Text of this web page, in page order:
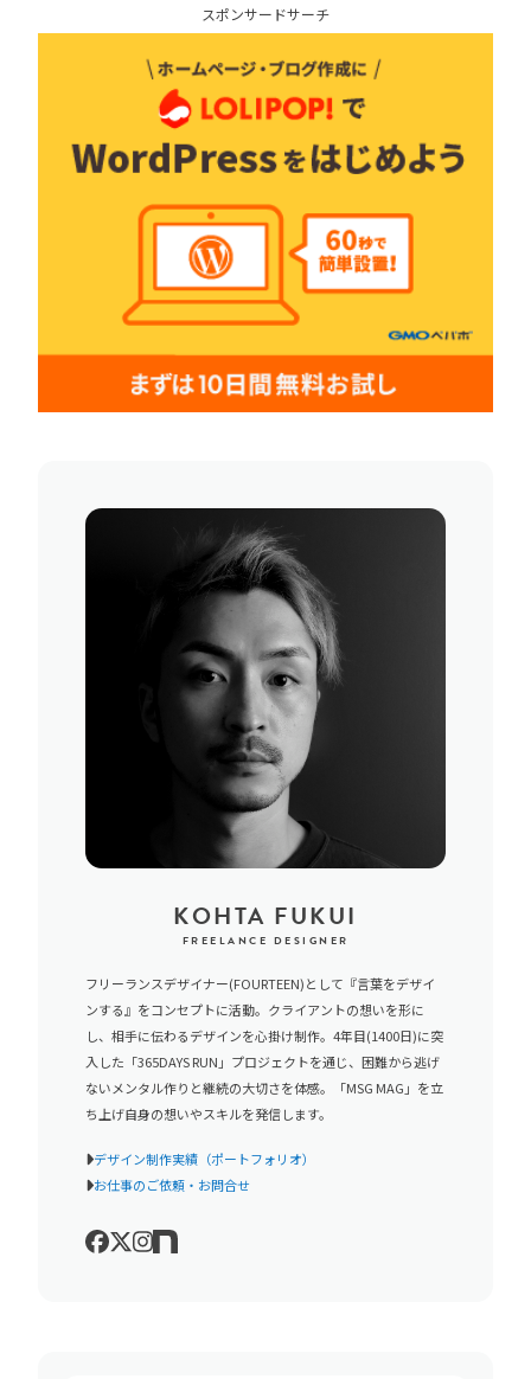
スポンサードサーチ
KOHTA FUKUI
FREELANCE DESIGNER
フリーランスデザイナー(FOURTEEN)として『言葉をデザイ
ンする』をコンセプトに活動。クライアントの想いを形に
し、相手に伝わるデザインを心掛け制作。4年目(1400日)に突
入した「365DAYS RUN」プロジェクトを通じ、困難から逃げ
ないメンタル作りと継続の大切さを体感。「MSG MAG」を立
ち上げ自身の想いやスキルを発信します。
デザイン制作実績（ポートフォリオ）
お仕事のご依頼・お問合せ